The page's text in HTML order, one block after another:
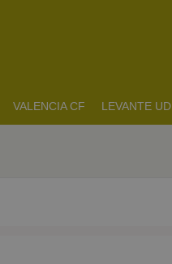
VALENCIA CF LEVANTE UD